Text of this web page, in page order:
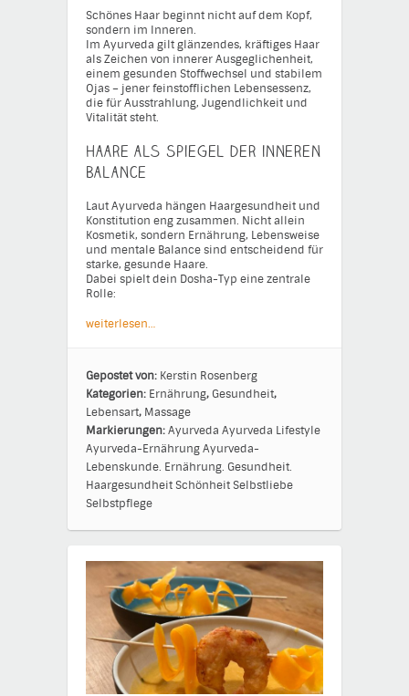
Schönes Haar beginnt nicht auf dem Kopf,
sondern im Inneren.
Im Ayurveda gilt glänzendes, kräftiges Haar
als Zeichen von innerer Ausgeglichenheit,
einem gesunden Stoffwechsel und stabilem
Ojas – jener feinstofflichen Lebensessenz,
die für Ausstrahlung, Jugendlichkeit und
Vitalität steht.
Haare als Spiegel der inneren
Balance
Laut Ayurveda hängen Haargesundheit und
Konstitution eng zusammen. Nicht allein
Kosmetik, sondern Ernährung, Lebensweise
und mentale Balance sind entscheidend für
starke, gesunde Haare.
Dabei spielt dein Dosha-Typ eine zentrale
Rolle:
weiterlesen…
Gepostet von: Kerstin Rosenberg
Kategorien: Ernährung, Gesundheit,
Lebensart, Massage
Markierungen:Ayurveda Ayurveda Lifestyle
Ayurveda-ErnährungAyurveda-
Lebenskunde. Ernährung. Gesundheit.
Haargesundheit Schönheit Selbstliebe
Selbstpflege